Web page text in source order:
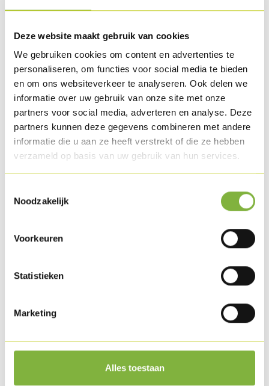
Deze website maakt gebruik van cookies
We gebruiken cookies om content en advertenties te
personaliseren, om functies voor social media te bieden
en om ons websiteverkeer te analyseren. Ook delen we
informatie over uw gebruik van onze site met onze
partners voor social media, adverteren en analyse. Deze
partners kunnen deze gegevens combineren met andere
informatie die u aan ze heeft verstrekt of die ze hebben
verzameld op basis van uw gebruik van hun services.
Noodzakelijk
Voorkeuren
Statistieken
Marketing
Alles toestaan
Recipes with this product